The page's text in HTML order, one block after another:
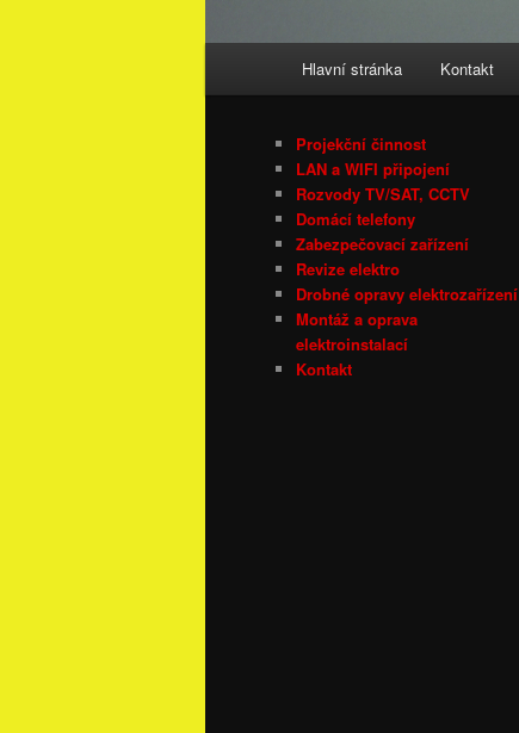
Hlavní stránka Kontakt
Projekční činnost
LAN a WIFI připojení
Rozvody TV/SAT, CCTV
Domácí telefony
Zabezpečovací zařízení
Revize elektro
Drobné opravy elektrozařízení
Montáž a oprava
elektroinstalací
Kontakt